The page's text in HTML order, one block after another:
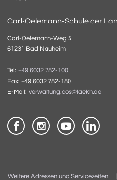
Carl-Oelemann-Schule der
Carl-Oelemann-Weg 5
61231 Bad Nauheim
Tel: +49 6032 782-100
Fax: +49 6032 782-180
E-Mail: verwaltung.cos@laekh.de
Weitere Adressen und Servicezeiten